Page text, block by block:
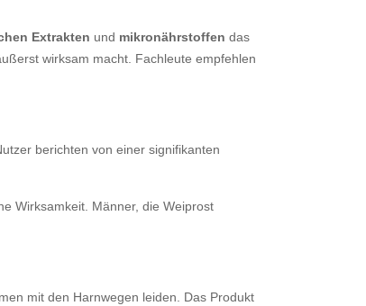
Extrakten und mikronährstoffen das
wirksam macht. Fachleute empfehlen
berichten von einer signifikanten
Wirksamkeit. Männer, die Weiprost
mit den Harnwegen leiden. Das Produkt